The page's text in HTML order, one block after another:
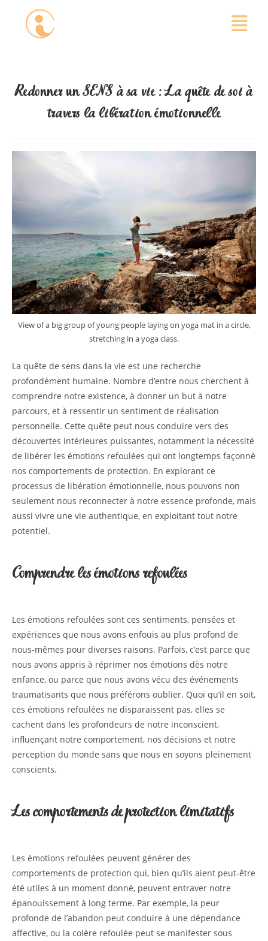
Redonner un SENS à sa vie : La quête de soi à
travers la libération émotionnelle
View of a big group of young people laying on yoga mat in a circle,
stretching in a yoga class.
La quête de sens dans la vie est une recherche
profondément humaine. Nombre d’entre nous cherchent à
comprendre notre existence, à donner un but à notre
parcours, et à ressentir un sentiment de réalisation
personnelle. Cette quête peut nous conduire vers des
découvertes intérieures puissantes, notamment la nécessité
de libérer les émotions refoulées qui ont longtemps façonné
nos comportements de protection. En explorant ce
processus de libération émotionnelle, nous pouvons non
seulement nous reconnecter à notre essence profonde, mais
aussi vivre une vie authentique, en exploitant tout notre
potentiel.
Comprendre les émotions refoulées
Les émotions refoulées sont ces sentiments, pensées et
expériences que nous avons enfouis au plus profond de
nous-mêmes pour diverses raisons. Parfois, c’est parce que
nous avons appris à réprimer nos émotions dès notre
enfance, ou parce que nous avons vécu des événements
traumatisants que nous préférons oublier. Quoi qu’il en soit,
ces émotions refoulées ne disparaissent pas, elles se
cachent dans les profondeurs de notre inconscient,
influençant notre comportement, nos décisions et notre
perception du monde sans que nous en soyons pleinement
conscients.
Les comportements de protection limitatifs
Les émotions refoulées peuvent générer des
comportements de protection qui, bien qu’ils aient peut-être
été utiles à un moment donné, peuvent entraver notre
épanouissement à long terme. Par exemple, la peur
profonde de l’abandon peut conduire à une dépendance
affective, ou la colère refoulée peut se manifester sous